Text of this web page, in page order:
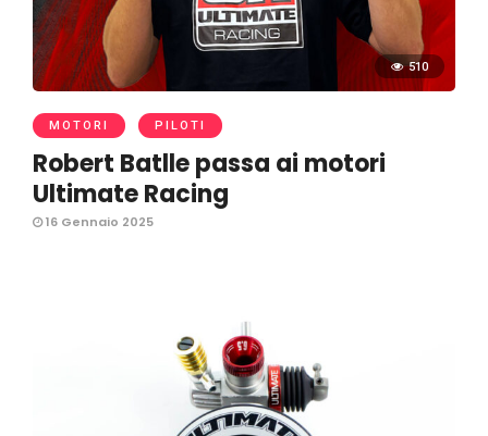
510
MOTORI PILOTI
Robert Batlle passa ai motori
Ultimate Racing
16 Gennaio 2025